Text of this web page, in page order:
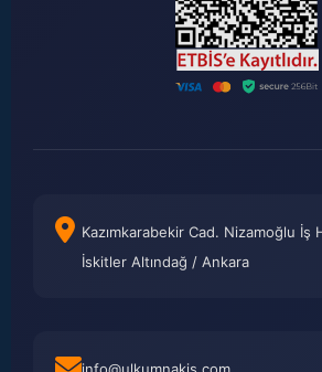
Kazımkarabekir Cad. Nizamoğlu İş
İskitler Altındağ / Ankara